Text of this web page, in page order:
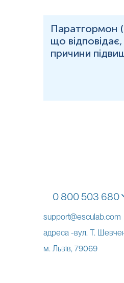
Паратгормон
що
причини
0 800 503 680
support@esculab.com
адреса -вул. Т.
м. Львів, 79069